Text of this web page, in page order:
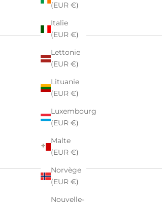
(EUR €)
Italie
(EUR €)
Lettonie
(EUR €)
Lituanie
(EUR €)
Luxembourg
(EUR €)
Malte
(EUR €)
Norvège
(EUR €)
Nouvelle-